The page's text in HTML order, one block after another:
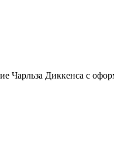
Чарльза Диккенса с